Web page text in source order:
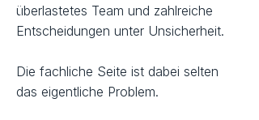
überlastetes Team und zahlreiche
Entscheidungen unter Unsicherheit.
Die fachliche Seite ist dabei selten
das eigentliche Problem.